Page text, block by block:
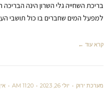
בריכת השחייה גלי השרון הינה
למפעל המים שחברים בו כול תושבי
קרא עוד ←
מערכת ירוק יולי 26, 2023 11:20 AM